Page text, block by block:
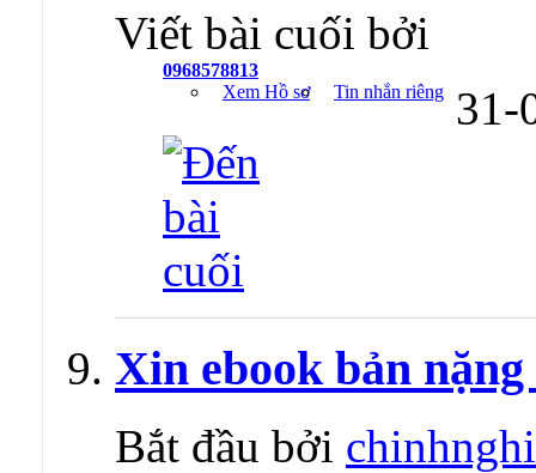
Viết bài cuối bởi
0968578813
Xem Hồ sơ
Tin nhắn riêng 31-
Xin ebook bản nặng
Bắt đầu bởi